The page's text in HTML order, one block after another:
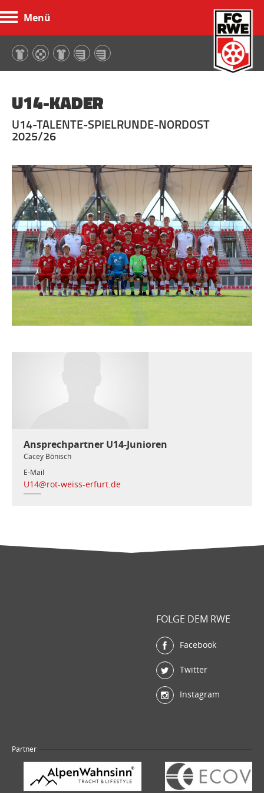
Menü
U14-KADER
U14-TALENTE-SPIELRUNDE-NORDOST
2025/26
Ansprechpartner U14-Junioren
Cacey Bönisch
E-Mail
U14@rot-weiss-erfurt.de
FOLGE DEM RWE
Facebook
Twitter
Instagram
Partner